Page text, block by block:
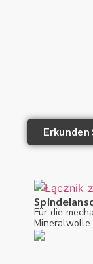
Erkunden
Für die